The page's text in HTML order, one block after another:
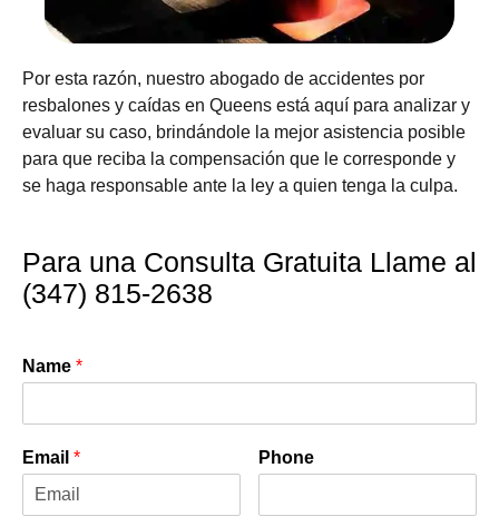
Por esta razón, nuestro abogado de accidentes por
resbalones y caídas en Queens está aquí para analizar y
evaluar su caso, brindándole la mejor asistencia posible
para que reciba la compensación que le corresponde y
se haga responsable ante la ley a quien tenga la culpa.
Para una Consulta Gratuita Llame al
(347) 815-2638
Name *
Email * Phone